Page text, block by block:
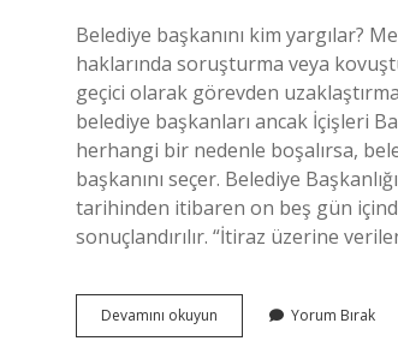
Belediye başkanını kim yargılar?
haklarında soruşturma veya
geçici olarak görevden
belediye başkanları ancak İçişleri
herhangi bir nedenle boşalırsa,
başkanını seçer. Belediye
tarihinden itibaren on beş gün
sonuçlandırılır. “İtiraz üzerine
Devamını okuyun Belediye
Başkanlarını
Yorum Bırak